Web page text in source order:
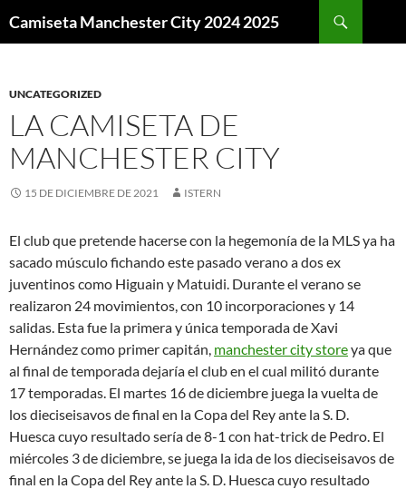
Camiseta Manchester City 2024 2025
UNCATEGORIZED
LA CAMISETA DE
MANCHESTER CITY
15 DE DICIEMBRE DE 2021 ISTERN
El club que pretende hacerse con la hegemonía de la MLS ya ha
sacado músculo fichando este pasado verano a dos ex
juventinos como Higuain y Matuidi. Durante el verano se
realizaron 24 movimientos, con 10 incorporaciones y 14
salidas. Esta fue la primera y única temporada de Xavi
Hernández como primer capitán, manchester city storeya que
al final de temporada dejaría el club en el cual militó durante
17 temporadas. El martes 16 de diciembre juega la vuelta de
los dieciseisavos de final en la Copa del Rey ante la S. D.
Huesca cuyo resultado sería de 8-1 con hat-trick de Pedro. El
miércoles 3 de diciembre, se juega la ida de los dieciseisavos de
final en la Copa del Rey ante la S. D. Huesca cuyo resultado